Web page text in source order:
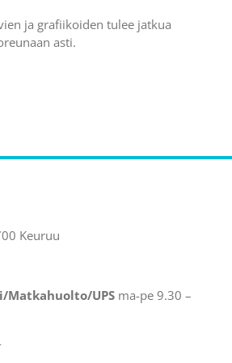
ja grafiikoiden tulee jatkua
asti.
Keuruu
Matkahuolto/UPSma-pe 9.30 –